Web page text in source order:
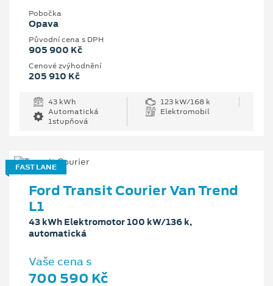
Pobočka
Opava
Původní cena s DPH
905 900 Kč
Cenové zvýhodnění
205 910 Kč
43 kWh
123 kW/168 k
Automatická
1stupňová
Elektromobil
FAST LANE
Ford Transit Courier Van Trend
L1
43 kWh Elektromotor 100 kW/136 k,
automatická
Vaše cena s
700 590 Kč